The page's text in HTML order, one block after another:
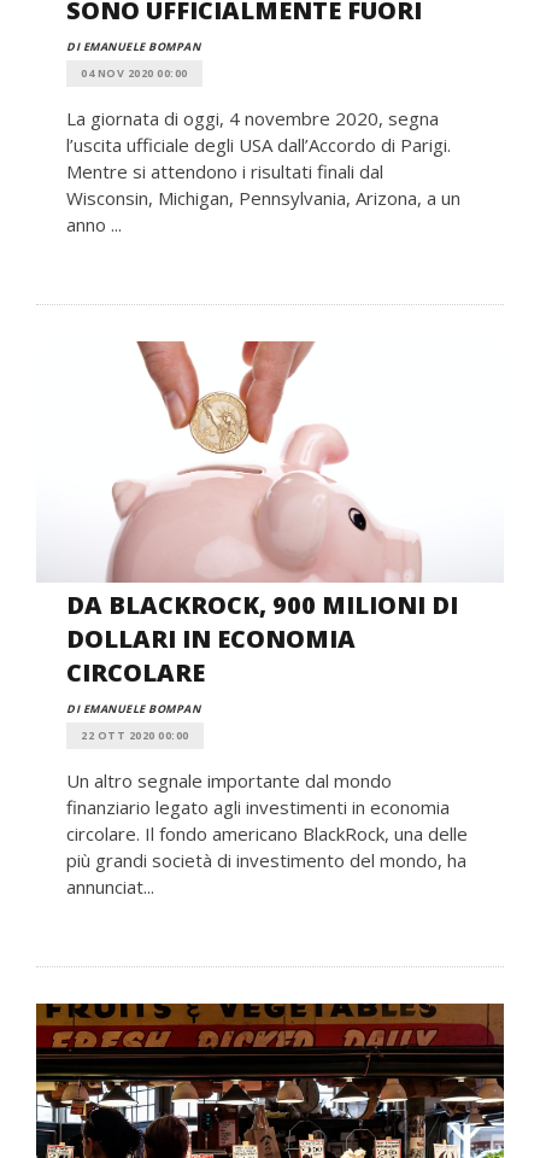
SONO UFFICIALMENTE FUORI
DI EMANUELE BOMPAN
04 NOV 2020 00:00
La giornata di oggi, 4 novembre 2020, segna
l’uscita ufficiale degli USA dall’Accordo di Parigi.
Mentre si attendono i risultati finali dal
Wisconsin, Michigan, Pennsylvania, Arizona, a un
anno ...
DA BLACKROCK, 900 MILIONI DI
DOLLARI IN ECONOMIA
CIRCOLARE
DI EMANUELE BOMPAN
22 OTT 2020 00:00
Un altro segnale importante dal mondo
finanziario legato agli investimenti in economia
circolare. Il fondo americano BlackRock, una delle
più grandi società di investimento del mondo, ha
annunciat...